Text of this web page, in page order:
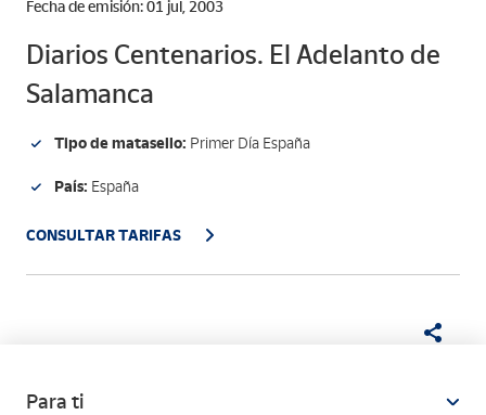
Fecha de emisión: 01 jul, 2003
Diarios Centenarios. El Adelanto de
Salamanca
Tipo de matasello: Primer Día España
País: España
CONSULTAR TARIFAS
Para ti